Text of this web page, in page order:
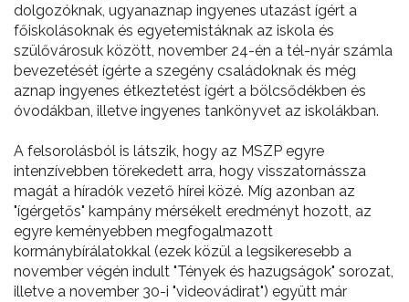
dolgozóknak, ugyanaznap ingyenes utazást ígért a
főiskolásoknak és egyetemistáknak az iskola és
szülővárosuk között, november 24-én a tél-nyár számla
bevezetését ígérte a szegény családoknak és még
aznap ingyenes étkeztetést ígért a bölcsődékben és
óvodákban, illetve ingyenes tankönyvet az iskolákban.
A felsorolásból is látszik, hogy az MSZP egyre
intenzívebben törekedett arra, hogy visszatornássza
magát a híradók vezető hírei közé. Míg azonban az
"ígérgetős" kampány mérsékelt eredményt hozott, az
egyre keményebben megfogalmazott
kormánybírálatokkal (ezek közül a legsikeresebb a
november végén indult "Tények és hazugságok" sorozat,
illetve a november 30-i "videovádirat") együtt már